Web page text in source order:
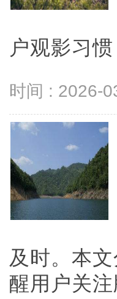
户观影习
时间 : 2026-
及时。本
醒用户关